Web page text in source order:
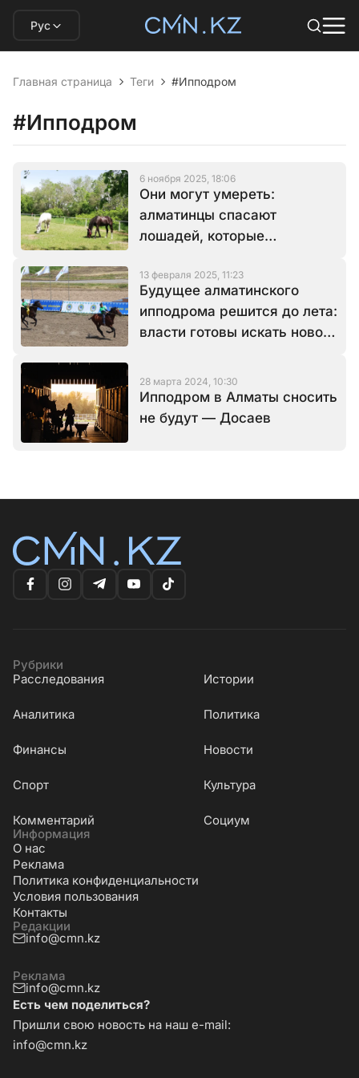
Рус
Главная страница Теги #Ипподром
#Ипподром
6 ноября 2025, 18:06
Они могут умереть:
алматинцы спасают
лошадей, которые
13 февраля 2025, 11:23
Будущее алматинского
ипподрома решится до лета:
власти готовы искать нового
28 марта 2024, 10:30
Ипподром в Алматы сносить
не будут — Досаев
Рубрики
Расследования
Истории
Аналитика Политика
Финансы Новости
Cпорт Культура
Комментарий
Социум
Информация
О нас
Реклама
Политика конфиденциальности
Условия пользования
Контакты
Редакции
info@cmn.kz
Реклама
info@cmn.kz
Есть чем поделиться?
Пришли свою новость на наш e-mail:
info@cmn.kz